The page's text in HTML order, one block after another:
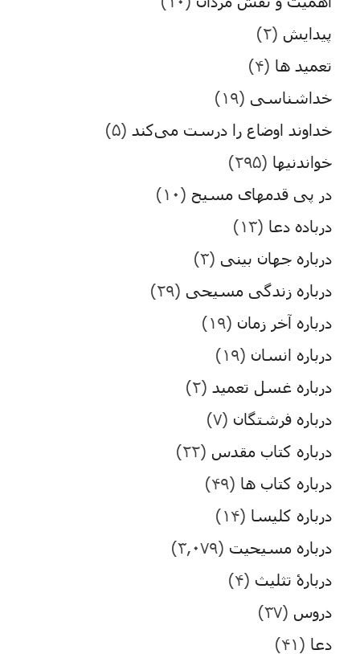
پیدایش (۲)
تعمید ها (۴)
خداشناسی (۱۹)
خداوند اوضاع را درست می‌کند (۵)
خواندنیها (۲۹۵)
در پی قدمهای مسیح (۱۰)
درباده دعا (۱۳)
درباره جهان بینی (۳)
درباره زندگی مسیحی (۲۹)
درباره آخر زمان (۱۹)
درباره انسان (۱۹)
درباره غسل تعمید (۲)
درباره فرشتگان (۷)
درباره کتاب مقدس (۲۲)
درباره کتاب ها (۴۹)
درباره کلیسا (۱۴)
درباره مسیحیت (۳,۰۷۹)
دربارۀ تثلیث (۴)
دروس (۳۷)
دعا (۴۱)